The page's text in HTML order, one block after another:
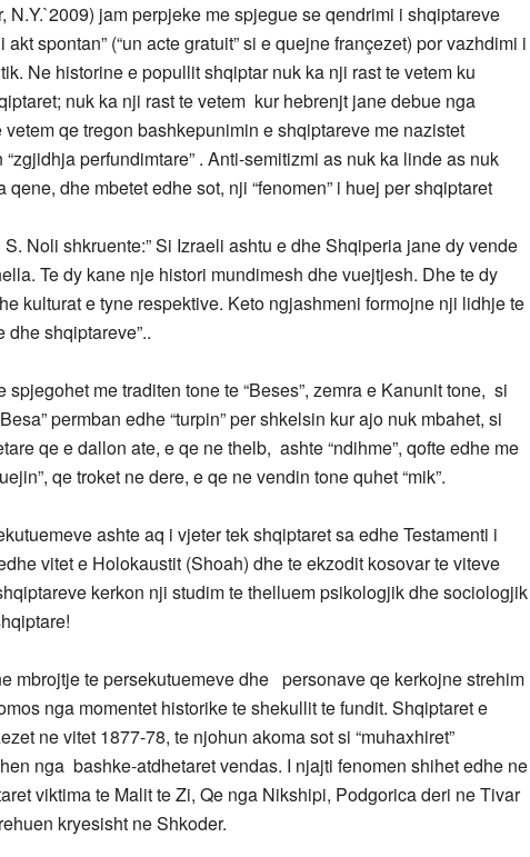
N.Y.`2009) jam perpjeke me spjegue se qendrimi i shqiptareve
spontan” (“un acte gratuit” si e quejne françezet) por vazhdimi i
Ne historine e popullit shqiptar nuk ka nji rast te vetem ku
nuk ka nji rast te vetem kur hebrenjt jane debue nga
qe tregon bashkepunimin e shqiptareve me nazistet
perfundimtare” . Anti-semitizmi as nuk ka linde as nuk
dhe mbetet edhe sot, nji “fenomen” i huej per shqiptaret
Noli shkruente:” Si Izraeli ashtu e dhe Shqiperia jane dy vende
Te dy kane nje histori mundimesh dhe vuejtjesh. Dhe te dy
kulturat e tyne respektive. Keto ngjashmeni formojne nji lidhje te
shqiptareve”..
me traditen tone te “Beses”, zemra e Kanunit tone, si
permban edhe “turpin” per shkelsin kur ajo nuk mbahet, si
qe e dallon ate, e qe ne thelb, ashte “ndihme”, qofte edhe me
qe troket ne dere, e qe ne vendin tone quhet “mik”.
ashte aq i vjeter tek shqiptaret sa edhe Testamenti i
vitet e Holokaustit (Shoah) dhe te ekzodit kosovar te viteve
kerkon nji studim te thelluem psikologjik dhe sociologjik
mbrojtje te persekutuemeve dhe personave qe kerkojne strehim
nga momentet historike te shekullit te fundit. Shqiptaret e
ne vitet 1877-78, te njohun akoma sot si “muhaxhiret”
nga bashke-atdhetaret vendas. I njajti fenomen shihet edhe ne
viktima te Malit te Zi, Qe nga Nikshipi, Podgorica deri ne Tivar
kryesisht ne Shkoder.